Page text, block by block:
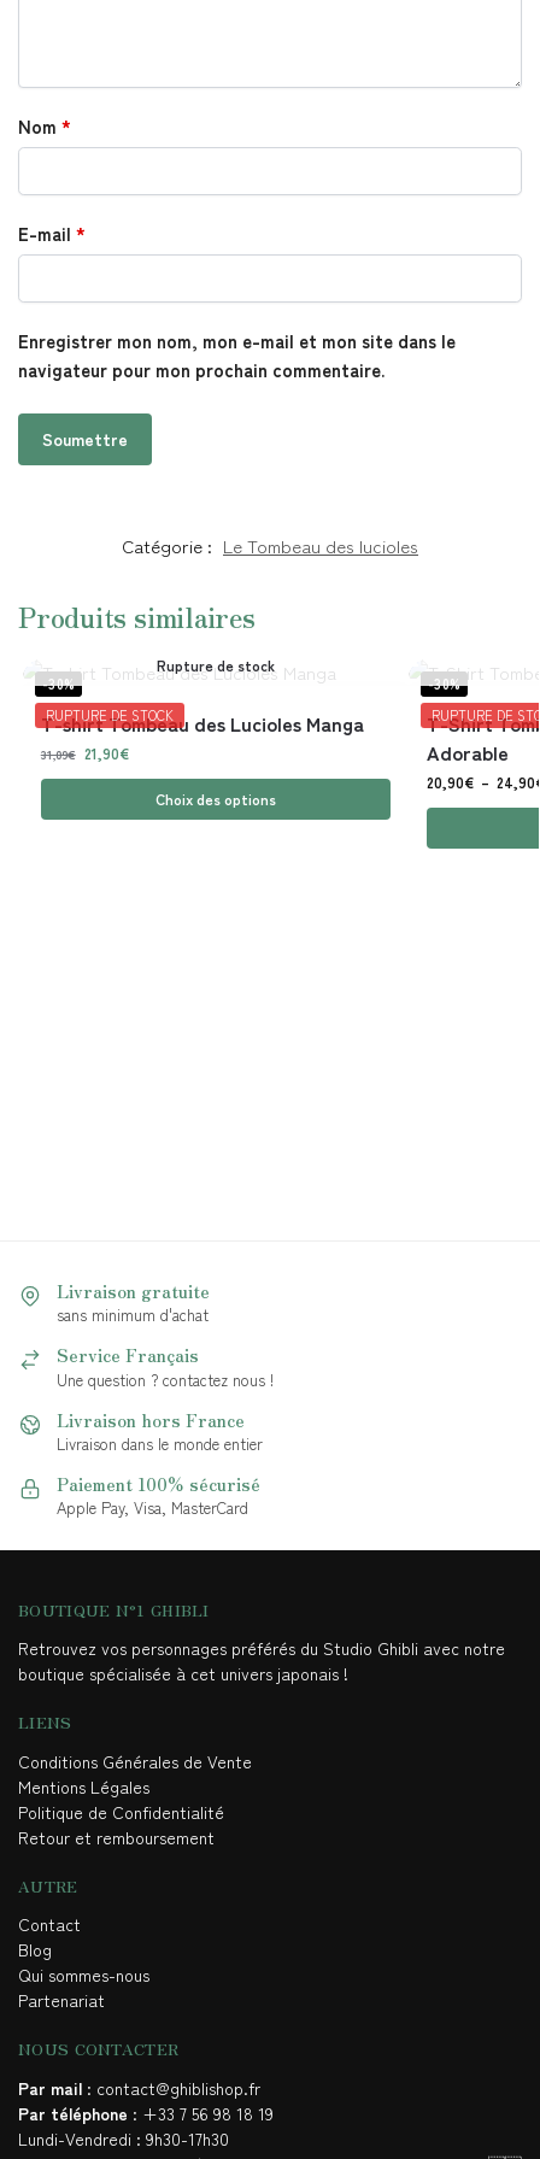
Nom *
E-mail *
Enregistrer mon nom, mon e-mail et mon site dans le
navigateur pour mon prochain commentaire.
Catégorie : Le Tombeau des lucioles
Produits similaires
-30%
RUPTURE DE STOCK
Rupture de stock
T-shirt Tombeau des Lucioles Manga
31,09€ 21,90€
Choix des options
-30%
RUPTURE DE
T-Shirt
Adorable
20,90€ – 24,90
Livraison gratuite
sans minimum d'achat
Service Français
Une question ? contactez nous !
Livraison hors France
Livraison dans le monde entier
Paiement 100% sécurisé
Apple Pay, Visa, MasterCard
BOUTIQUE N°1 GHIBLI
Retrouvez vos personnages préférés du Studio Ghibli avec notre
boutique spécialisée à cet univers japonais !
LIENS
Conditions Générales de Vente
Mentions Légales
Politique de Confidentialité
Retour et remboursement
AUTRE
Contact
Blog
Qui sommes-nous
Partenariat
NOUS CONTACTER
Par mail : contact@ghiblishop.fr
Par téléphone : +33 7 56 98 18 19
Lundi-Vendredi : 9h30-17h30